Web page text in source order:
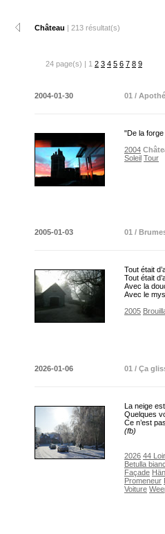
Château | 213 résultat(s)
24 page(s) | 1 2 3 4 5 6 7 8 9
2004-01-30
01 /
"De la
2004
Soleil Tour
2005-01-03
01 /
Tout était
Tout était
Avec la
Avec le
2005
2026-01-06
01 / Ça
La neige
Quelques
Ce n’est
(fb)
2026 44
Betulla
Façade
Promeneur
Voiture